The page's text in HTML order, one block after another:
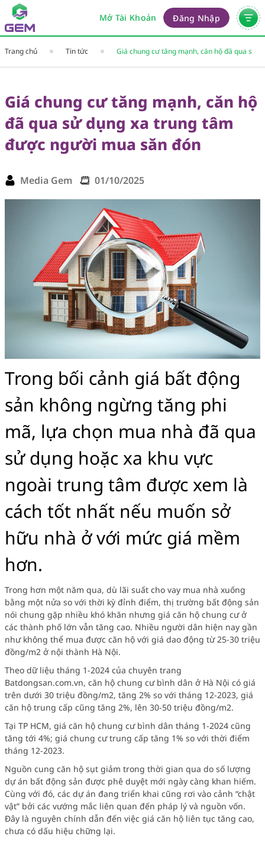
Mở Tài Khoản Đăng Nhập
Trang chủ Tin tức
Giá chung cư tăng mạnh, căn hộ đã qua sử
Giá chung cư tăng mạnh, căn hộ
đã qua sử dụng xa trung tâm
được người mua săn đón
Media Gem 01/10/2025
Trong bối cảnh giá bất động
sản không ngừng tăng phi
mã, lựa chọn mua nhà đã qua
sử dụng hoặc xa khu vực
ngoài trung tâm được xem là
cách tốt nhất nếu muốn sở
hữu nhà ở với mức giá mềm
hơn.
Trong hơn một năm qua, dù lãi suất cho vay mua nhà xuống
bằng một nửa so với thời kỳ đỉnh điểm, thị trường bất động sản
nói chung gặp nhiều khó khăn nhưng giá căn hộ chung cư ở
các thành phố lớn vẫn tăng cao. Nhiều người dân hiện nay gần
như không thể mua được căn hộ với giá dao động từ 25-30 triệu
đồng/m2 ở nội thành Hà Nội.
Theo dữ liệu tháng 1-2024 của chuyên trang
Batdongsan.com.vn, căn hộ chung cư bình dân ở Hà Nội có giá
trên dưới 30 triệu đồng/m2, tăng 2% so với tháng 12-2023, giá
căn hộ trung cấp cũng tăng 2%, lên 30-50 triệu đồng/m2.
Tại TP HCM, giá căn hộ chung cư bình dân tháng 1-2024 cũng
tăng tới 4%; giá chung cư trung cấp tăng 1% so với thời điểm
tháng 12-2023.
Nguồn cung căn hộ sụt giảm trong thời gian qua do số lượng
dự án bất động sản được phê duyệt mới ngày càng khan hiếm.
Cùng với đó, các dự án đang triển khai cũng rơi vào cảnh “chật
vật” bởi các vướng mắc liên quan đến pháp lý và nguồn vốn.
Đây là nguyên chính dẫn đến việc giá căn hộ liên tục tăng cao,
chưa có dấu hiệu chững lại.